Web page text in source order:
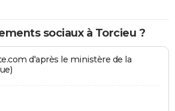
sociaux à Torcieu ?
d'après le ministère de la